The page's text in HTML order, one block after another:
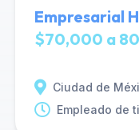
Empresarial
$70,000 a
Ciudad de
Empleado de